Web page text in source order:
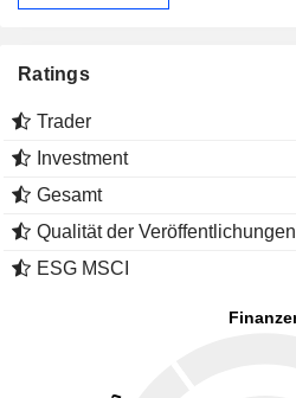
Ratings
Trader
Investment
Gesamt
Qualität der Veröffentlichungen
ESG MSCI